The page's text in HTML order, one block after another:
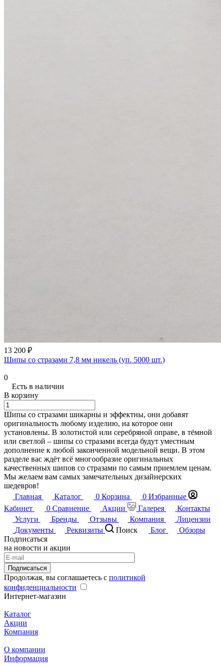
13 200 ₽
Шипы со стразами 7,8 мм никель (уп. 5000 шт.)
0
Есть в наличии
В корзину
Шипы со стразами шикарны и эффектны, они добавят
оригинальность любому изделию, на которое они
установлены. В золотистой или серебряной оправе, в тёмной
или светлой – шипы со стразами всегда будут уместным
дополнение к любой законченной модельной вещи. В этом
разделе вас ждёт всё многообразие оригинальных
качественных шипов со стразами по самым приемлем ценам.
Мы желаем вам самых замечательных дизайнерских
шедевров!
Главная
Каталог 0 Корзина 0 Избранные
Кабинет
0 Сравнение Акции Галерея
Контакты
Услуги
Бренды Отзывы Компания
Лицензии
Документы
Реквизиты Поиск Блог
Обзоры
Подписаться
на новости и акции
Подписаться
Продолжая, вы соглашаетесь с политикой
конфиденциальности
Интернет-магазин
Каталог
Акции
Компания
О компании
Информация